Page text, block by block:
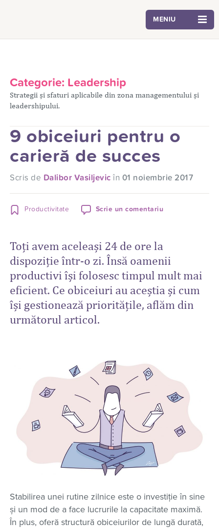
MENIU
Categorie: Leadership
Strategii și sfaturi aplicabile din zona managementului și
leadershipului.
9 obiceiuri pentru o
carieră de succes
Scris de Dalibor Vasiljevic în 01 noiembrie 2017
Productivitate Scrie un comentariu
Toți avem aceleași 24 de ore la
dispoziție într-o zi. Însă oamenii
productivi își folosesc timpul mult mai
eficient. Ce obiceiuri au aceștia și cum
își gestionează prioritățile, aflăm din
următorul articol.
Stabilirea unei rutine zilnice este o investiție în sine
și un mod de a face lucrurile la capacitate maximă.
În plus, oferă structură obiceiurilor de lungă durată,